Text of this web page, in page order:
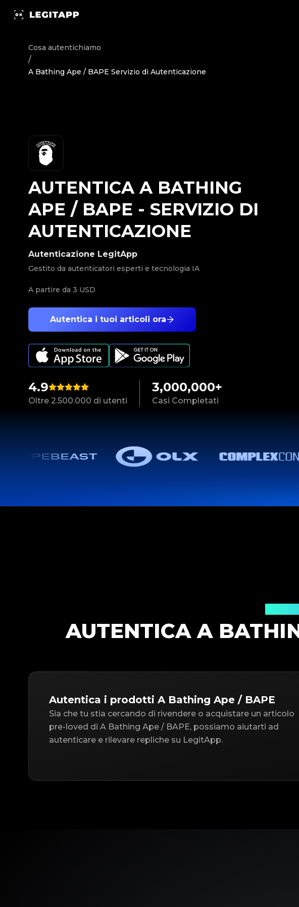
Autentica A Bathing Ape / BAPE - Servizio di Autenticazione | LegitApp
Cosa autentichiamo
/
A Bathing Ape / BAPE Servizio di Autenticazione
4.9
Oltre 2.500.000 di utenti
3,000,000+
Casi Completati
Autentica i tuoi articoli ora
Autenticazione LegitApp
Gestito da autenticatori esperti e tecnologia IA
A partire da 3 USD
AUTENTICA A BATHING
APE / BAPE - SERVIZIO DI
AUTENTICAZIONE
AUTENTICA A
Autentica i prodotti A Bathing Ape / BAPE
Sia che tu stia cercando di rivendere o acquistare un articolo
pre-loved di A Bathing Ape / BAPE, possiamo aiutarti ad
autenticare e rilevare repliche su LegitApp.